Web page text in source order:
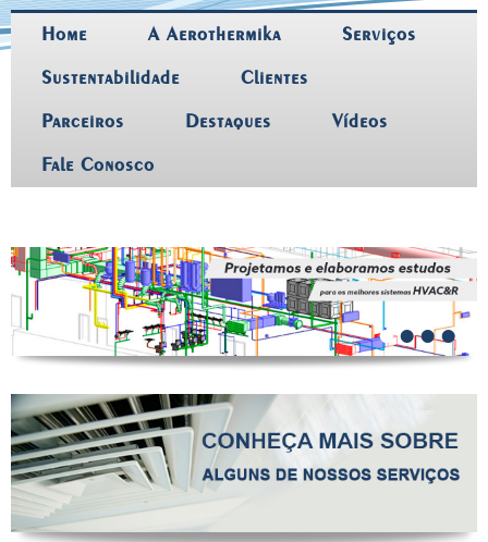
Home A Aerothermika Serviços
Sustentabilidade Clientes
Parceiros Destaques Vídeos
Fale Conosco
••••